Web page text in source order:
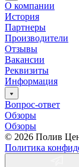
О компании
История
Партнеры
Производители
Отзывы
Вакансии
Реквизиты
Информация
Вопрос-ответ
Обзоры
Обзоры
© 2026 Полив
Политика